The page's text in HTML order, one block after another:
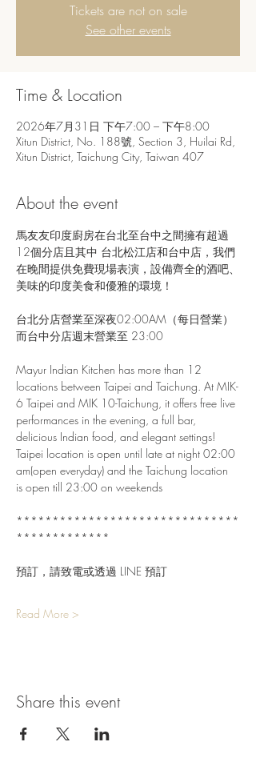
Tickets are not on sale
See other events
Time & Location
2026年7月31日 下午7:00 – 下午8:00
Xitun District, No. 188號, Section 3, Huilai Rd,
Xitun District, Taichung City, Taiwan 407
About the event
馬友友印度廚房在台北至台中之間擁有超過
12個分店且其中 台北松江店和台中店，我們
在晚間提供免費現場表演，設備齊全的酒吧、
美味的印度美食和優雅的環境！
台北分店營業至深夜02:00AM（每日營業）
而台中分店週末營業至 23:00
Mayur Indian Kitchen has more than 12
locations between Taipei and Taichung. At MIK-
6 Taipei and MIK 10-Taichung, it offers free live
performances in the evening, a full bar,
delicious Indian food, and elegant settings!
Taipei location is open until late at night 02:00
am(open everyday) and the Taichung location
is open till 23:00 on weekends
*******************************
*************
預訂，請致電或透過 LINE 預訂
Read More >
Share this event